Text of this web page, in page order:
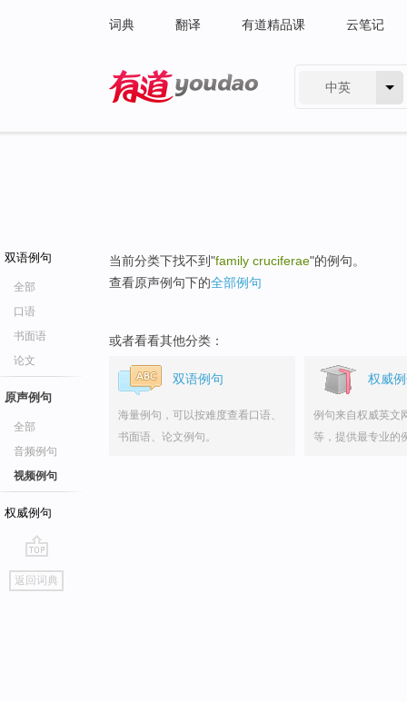
词典 翻译 有道精品课 云笔记
中英
双语例句
全部
口语
书面语
论文
原声例句
全部
音频例句
视频例句
权威例句
go
top
返回词典
当前分类下找不到"family cruciferae"的例句。
查看原声例句下的全部例句
或者看看其他分类：
双语例句
海量例句，可以按难度查看口语、
书面语、论文例句。
权威
例句来自权威英文
等，提供最专业的